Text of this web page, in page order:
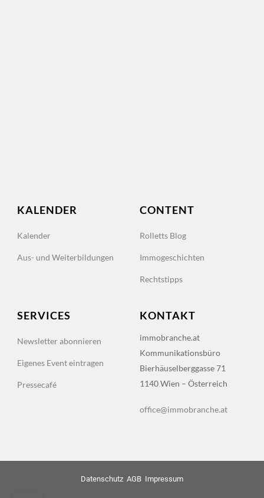
KALENDER
Kalender
Aus- und Weiterbildungen
CONTENT
Rolletts Blog
Immogeschichten
Rechtstipps
SERVICES
Newsletter abonnieren
Eigenes Event eintragen
Pressecafé
KONTAKT
immobranche.at
Kommunikationsbüro
Bierhäuselberggasse 71
1140 Wien – Österreich
office@immobranche.at
Datenschutz AGB Impressum